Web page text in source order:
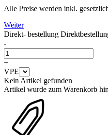
Alle Preise werden inkl.
Weiter
Direkt- bestellung
-
+
VPE
Kein Artikel gefunden
Artikel wurde zum Warenkorb